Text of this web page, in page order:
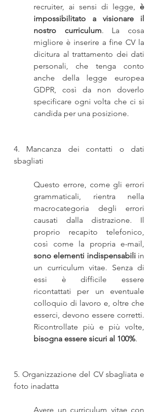
recruiter, ai sensi di legge, è
impossibilitato a visionare il
nostro curriculum. La cosa
migliore è inserire a fine CV la
dicitura al trattamento dei dati
personali, che tenga conto
anche della legge europea
GDPR, così da non doverlo
specificare ogni volta che ci si
candida per una posizione.
4. Mancanza dei contatti o dati
sbagliati
Questo errore, come gli errori
grammaticali, rientra nella
macrocategoria degli errori
causati dalla distrazione. Il
proprio recapito telefonico,
sono elementi indispensabili in
un curriculum vitae. Senza di
essi è difficile essere
ricontattati per un eventuale
colloquio di lavoro e, oltre che
esserci, devono essere corretti.
bisogna essere sicuri al 100%.
5. Organizzazione del CV sbagliata e
foto inadatta
Avere un curriculum vitae con